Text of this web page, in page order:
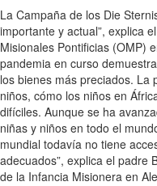
La Campaña de los Die
importante y actual”, explica
Misionales Pontificias (OMP)
pandemia en curso
los bienes más preciados. La
niños, cómo los niños en
difíciles. Aunque se ha
niñas y niños en todo el
mundial todavía no tiene
adecuados”, explica el padre
de la Infancia Misionera en